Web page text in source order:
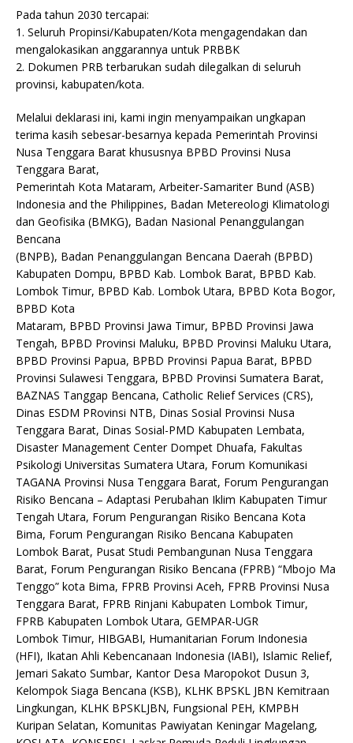
Pada tahun 2030 tercapai:
1. Seluruh Propinsi/Kabupaten/Kota mengagendakan dan
mengalokasikan anggarannya untuk PRBBK
2. Dokumen PRB terbarukan sudah dilegalkan di seluruh
provinsi, kabupaten/kota.
Melalui deklarasi ini, kami ingin menyampaikan ungkapan
terima kasih sebesar-besarnya kepada Pemerintah Provinsi
Nusa Tenggara Barat khususnya BPBD Provinsi Nusa
Tenggara Barat,
Pemerintah Kota Mataram, Arbeiter-Samariter Bund (ASB)
Indonesia and the Philippines, Badan Metereologi Klimatologi
dan Geofisika (BMKG), Badan Nasional Penanggulangan
Bencana
(BNPB), Badan Penanggulangan Bencana Daerah (BPBD)
Kabupaten Dompu, BPBD Kab. Lombok Barat, BPBD Kab.
Lombok Timur, BPBD Kab. Lombok Utara, BPBD Kota Bogor,
BPBD Kota
Mataram, BPBD Provinsi Jawa Timur, BPBD Provinsi Jawa
Tengah, BPBD Provinsi Maluku, BPBD Provinsi Maluku Utara,
BPBD Provinsi Papua, BPBD Provinsi Papua Barat, BPBD
Provinsi Sulawesi Tenggara, BPBD Provinsi Sumatera Barat,
BAZNAS Tanggap Bencana, Catholic Relief Services (CRS),
Dinas ESDM PRovinsi NTB, Dinas Sosial Provinsi Nusa
Tenggara Barat, Dinas Sosial-PMD Kabupaten Lembata,
Disaster Management Center Dompet Dhuafa, Fakultas
Psikologi Universitas Sumatera Utara, Forum Komunikasi
TAGANA Provinsi Nusa Tenggara Barat, Forum Pengurangan
Risiko Bencana – Adaptasi Perubahan Iklim Kabupaten Timur
Tengah Utara, Forum Pengurangan Risiko Bencana Kota
Bima, Forum Pengurangan Risiko Bencana Kabupaten
Lombok Barat, Pusat Studi Pembangunan Nusa Tenggara
Barat, Forum Pengurangan Risiko Bencana (FPRB) “Mbojo Ma
Tenggo” kota Bima, FPRB Provinsi Aceh, FPRB Provinsi Nusa
Tenggara Barat, FPRB Rinjani Kabupaten Lombok Timur,
FPRB Kabupaten Lombok Utara, GEMPAR-UGR
Lombok Timur, HIBGABI, Humanitarian Forum Indonesia
(HFI), Ikatan Ahli Kebencanaan Indonesia (IABI), Islamic Relief,
Jemari Sakato Sumbar, Kantor Desa Maropokot Dusun 3,
Kelompok Siaga Bencana (KSB), KLHK BPSKL JBN Kemitraan
Lingkungan, KLHK BPSKLJBN, Fungsional PEH, KMPBH
Kuripan Selatan, Komunitas Pawiyatan Keningar Magelang,